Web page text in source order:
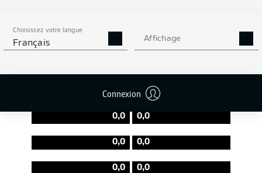
Choisissez votre langue
Français Affichage
Connexion
0
0 % Précision 0 %
EFFICACITÉ DES PASSES
0,0 0,0
0,0 0,0
0,0 0,0